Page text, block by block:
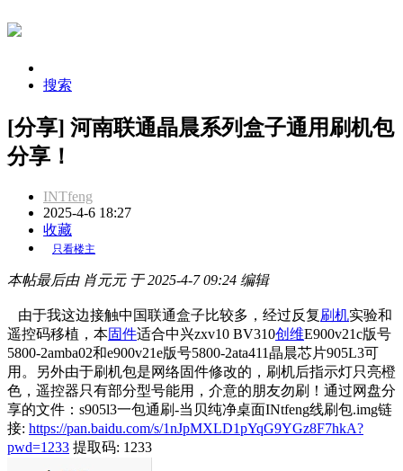
搜索
[分享] 河南联通晶晨系列盒子通用刷机包
分享！
INTfeng
2025-4-6 18:27
收藏
只看楼主
本帖最后由 肖元元 于 2025-4-7 09:24 编辑
由于我这边接触中国联通盒子比较多，经过反复刷机实验和
遥控码移植，本固件适合中兴zxv10 BV310创维E900v21c版号
5800-2amba02和e900v21e版号5800-2ata411晶晨芯片905L3可
用。另外由于刷机包是网络固件修改的，刷机后指示灯只亮橙
色，遥控器只有部分型号能用，介意的朋友勿刷！通过网盘分
享的文件：s905l3一包通刷-当贝纯净桌面INtfeng线刷包.img链
接: https://pan.baidu.com/s/1nJpMXLD1pYqG9YGz8F7hkA?
pwd=1233 提取码: 1233